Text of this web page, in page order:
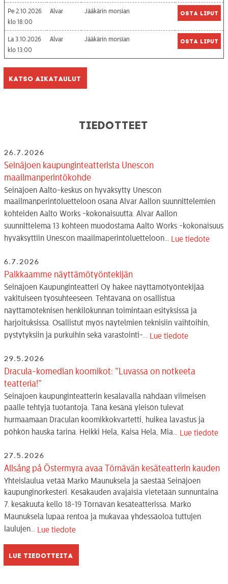
Pe 2.10.2026
18:00
Alvar Jääkärin morsian Osta liput
La 3.10.2026
13:00
Alvar Jääkärin morsian Osta liput
Katso aikataulut
Tiedotteet
26.7.2026
Seinäjoen kaupunginteatterista Unescon
maailmanperintökohde
Seinäjoen Aalto-keskus on hyväksytty Unescon
maailmanperintöluetteloon osana Alvar Aallon suunnittelemien
kohteiden Aalto Works -kokonaisuutta. Alvar Aallon
suunnittelema 13 kohteen muodostama Aalto Works -kokonaisuus
hyväksyttiin Unescon maailmaperintöluetteloon...
Lue tiedote
6.7.2026
Palkkaamme näyttämötyöntekijän
Seinäjoen Kaupunginteatteri Oy hakee näyttämötyöntekijää
vakituiseen työsuhteeseen. Tehtävänä on osallistua
näyttämöteknisen henkilökunnan toimintaan esityksissä ja
harjoituksissa. Osallistut myös näytelmien teknisiin vaihtoihin,
pystytyksiin ja purkuihin sekä varastointi-...
Lue tiedote
29.5.2026
Dracula-komedian koomikot: ”Luvassa on notkeeta
teatteria!”
Seinäjoen kaupunginteatterin kesälavalla nähdään viimeisen
päälle tehtyjä tuotantoja. Tänä kesänä yleisön tulevat
hurmaamaan Draculan koomikkokvartetti, huikea lavastus ja
pöhkön hauska tarina. Heikki Hela, Kaisa Hela, Mia...
Lue tiedote
27.5.2026
Allsång på Östermyra avaa Törnävän kesäteatterin kauden
Yhteislaulua vetää Marko Maunuksela ja säestää Seinäjoen
kaupunginorkesteri. Kesäkauden avajaisia vietetään sunnuntaina
7. kesäkuuta kello 18-19 Törnävän kesäteatterissa. Marko
Maunuksela lupaa rentoa ja mukavaa yhdessäoloa tuttujen
laulujen...
Lue tiedote
Lue tiedotteita